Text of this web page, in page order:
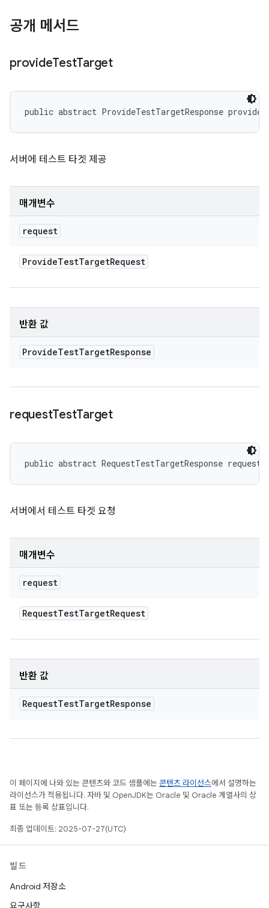
공개 메서드
provideTestTarget
public abstract ProvideTestTargetResponse
서버에 테스트 타겟 제공
매개변수
request
ProvideTestTargetRequest
반환 값
ProvideTestTargetResponse
requestTestTarget
public abstract RequestTestTargetResponse
서버에서 테스트 타겟 요청
매개변수
request
RequestTestTargetRequest
반환 값
RequestTestTargetResponse
이 페이지에 나와 있는 콘텐츠와 코드 샘플에는 콘텐츠 라이선스에서 설명하는
라이선스가 적용됩니다. 자바 및 OpenJDK는 Oracle 및 Oracle 계열사의 상
표 또는 등록 상표입니다.
최종 업데이트: 2025-07-27(UTC)
빌드
Android 저장소
요구사항